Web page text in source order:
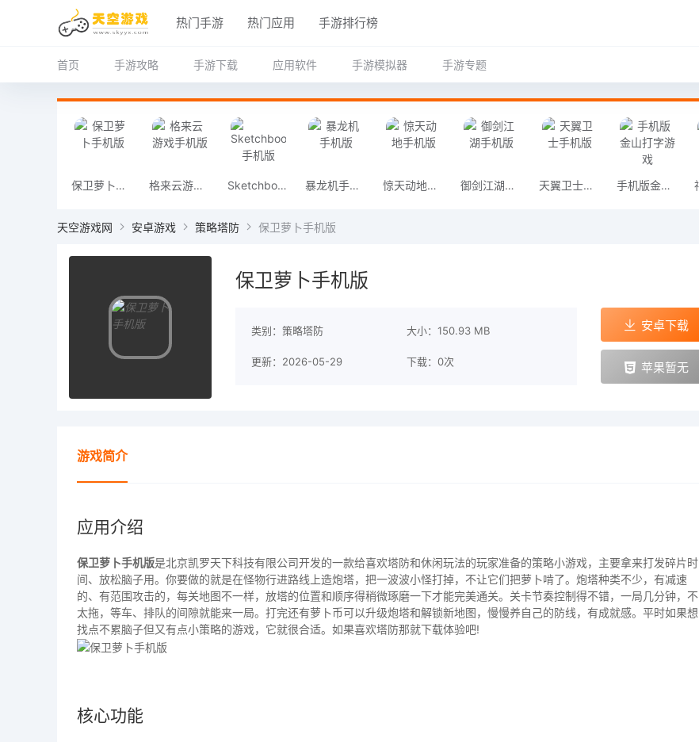
热门手游 热门应用 手游排行榜
首页 手游攻略 手游下载 应用软件 手游模拟器 手游专题
保卫萝卜手机版 格来云游戏手机版 Sketchbook手机版 暴龙机手机版 惊天动地手机版 御剑江湖手机版 天翼卫士手机版 手机版金山打字游戏
天空游戏网 安卓游戏 策略塔防 保卫萝卜手机版
保卫萝卜手机版
类别：策略塔防 大小：150.93 MB
更新：2026-05-29 下载：0次
安卓下载
苹果暂无
游戏简介
应用介绍
保卫萝卜手机版是北京凯罗天下科技有限公司开发的一款给喜欢塔防和休闲玩法的玩家准备的策略小游戏，主要拿来打发碎片时
间、放松脑子用。你要做的就是在怪物行进路线上造炮塔，把一波波小怪打掉，不让它们把萝卜啃了。炮塔种类不少，有减速
的、有范围攻击的，每关地图不一样，放塔的位置和顺序得稍微琢磨一下才能完美通关。关卡节奏控制得不错，一局几分钟，不
太拖，等车、排队的间隙就能来一局。打完还有萝卜币可以升级炮塔和解锁新地图，慢慢养自己的防线，有成就感。平时如果想
找点不累脑子但又有点小策略的游戏，它就很合适。如果喜欢塔防那就下载体验吧!
核心功能